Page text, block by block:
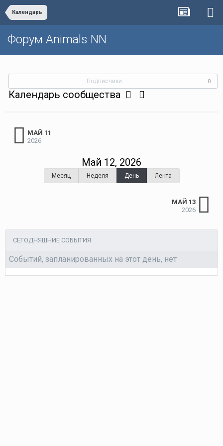
Календарь
Форум Animals NN
Подписчики 0
Календарь сообщества
МАЙ 11
2026
Май 12, 2026
Месяц Неделя День Лента
МАЙ 13
2026
СЕГОДНЯШНИЕ СОБЫТИЯ
Событий, запланированных на этот день, нет